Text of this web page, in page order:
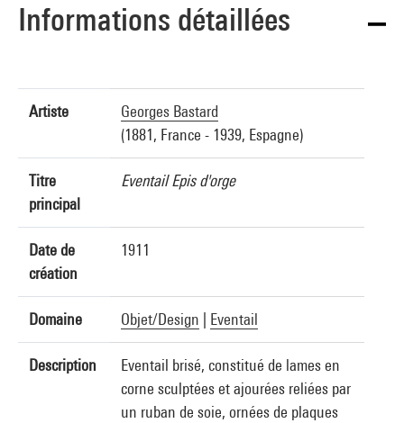
Informations détaillées
Artiste
Georges Bastard
(1881, France - 1939, Espagne)
Titre
principal
Eventail Epis d'orge
Date de
création
1911
Domaine Objet/Design Eventail
Description
Eventail brisé, constitué de lames en
corne sculptées et ajourées reliées par
un ruban de soie, ornées de plaques